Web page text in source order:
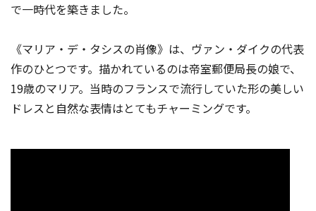
で一時代を築きました。
《マリア・デ・タシスの肖像》は、ヴァン・ダイクの代表
作のひとつです。描かれているのは帝室郵便局長の娘で、
19歳のマリア。当時のフランスで流行していた形の美しい
ドレスと自然な表情はとてもチャーミングです。